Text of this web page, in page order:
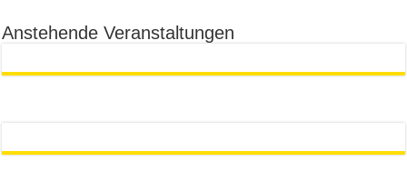
Anstehende Veranstaltungen